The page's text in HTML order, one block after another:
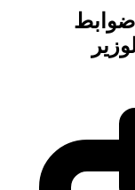
ضوابط